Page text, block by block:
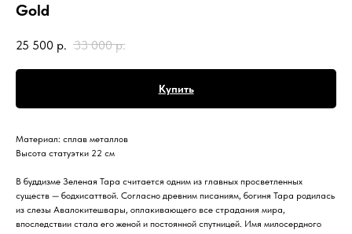
Gold
25 500 р. 33 000 р.
Купить
Материал: сплав металлов
Высота статуэтки 22 см
В буддизме Зеленая Тара считается одним из главных просветленных
существ — бодхисаттвой. Согласно древним писаниям, богиня Тара родилась
из слезы Авалокитешвары, оплакивающего все страдания мира,
впоследствии стала его женой и постоянной спутницей. Имя милосердного